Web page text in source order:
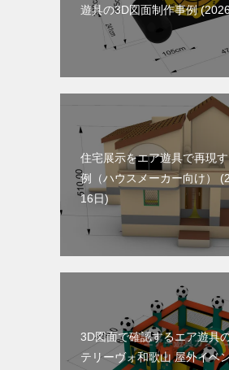
遊具の3D図面制作事例
住宅展示をエア遊具で再現
例（ハウスメーカー向け）
16日
3D図面で確認するエア遊具
テリーヴォ和歌山 屋外イベ